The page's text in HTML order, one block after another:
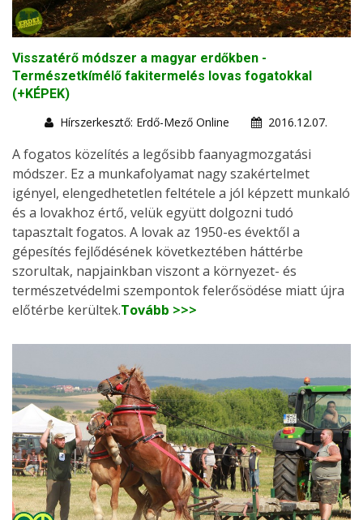
Visszatérő módszer a magyar erdőkben -
Természetkímélő fakitermelés lovas fogatokkal
(+KÉPEK)
Hírszerkesztő: Erdő-Mező Online
2016.12.07.
A fogatos közelítés a legősibb faanyagmozgatási
módszer. Ez a munkafolyamat nagy szakértelmet
igényel, elengedhetetlen feltétele a jól képzett munkaló
és a lovakhoz értő, velük együtt dolgozni tudó
tapasztalt fogatos. A lovak az 1950-es évektől a
gépesítés fejlődésének következtében háttérbe
szorultak, napjainkban viszont a környezet- és
természetvédelmi szempontok felerősödése miatt újra
előtérbe kerültek.Tovább >>>